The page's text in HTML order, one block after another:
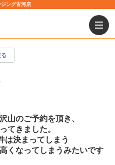
ング古河店
山のご予約を頂き、
てきました。
は決まってしまう
くなってしまうみたいです